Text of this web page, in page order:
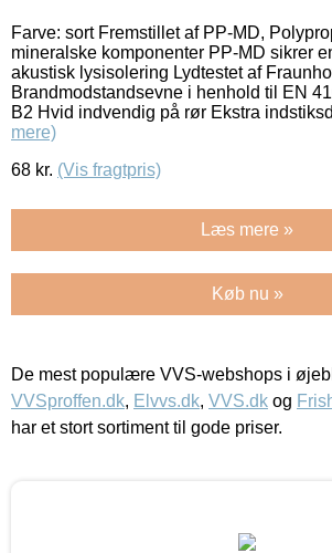
Farve: sort Fremstillet af PP-MD,
mineralske komponenter PP-MD sikrer
akustisk lysisolering Lydtestet af
Brandmodstandsevne i henhold til EN
B2 Hvid indvendig på rør Ekstra
mere)
68 kr. (Vis fragtpris)
Læs mere »
Køb nu »
De mest populære VVS-webshops i
VVSproffen.dk, Elvvs.dk, VVS.dk og
har et stort sortiment til gode priser.